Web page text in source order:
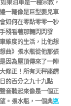
果泊車是一種宗教，
一輛像是巨型嬰兒車
如何在零點零零一秒
殘看著那輛閃閃發
維度的生活，比他想
曲》張水瓶從他那張
因為屋頂傳來了一陣
修正！所有天秤座請
的百分之九十九點
音聽起來像是一個正
。張水瓶，一個典巡